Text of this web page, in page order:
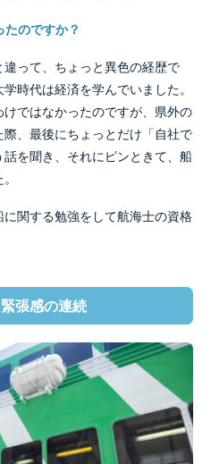
のですか？
って、ちょっと異色の経歴で
時代は経済を学んでいました。
ではなかったのですが、県外の
、最後にちょっとだけ「自社で
を聞き、それにピンときて、船
関する勉強をして航海士の資格
張感の連続